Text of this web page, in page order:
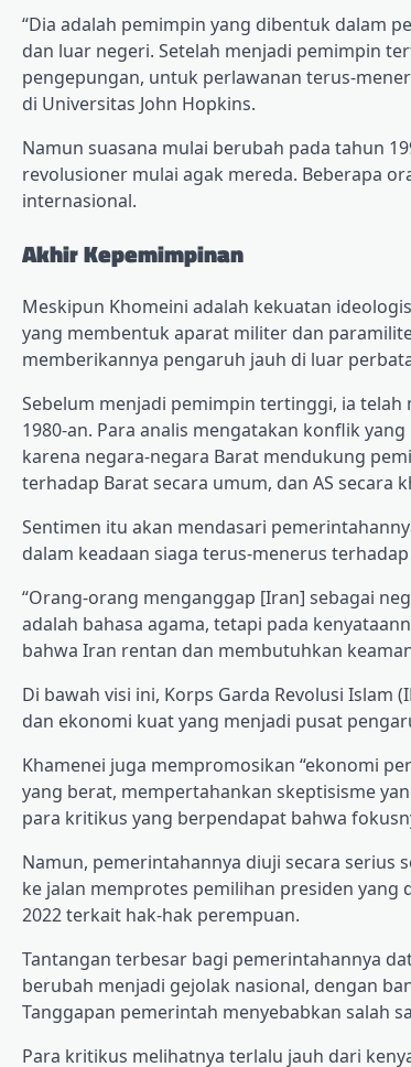
“Dia adalah pemimpin yang dibentuk dalam
dan luar negeri. Setelah menjadi pemimpin
pengepungan, untuk perlawanan terus-
di Universitas John Hopkins.
Namun suasana mulai berubah pada tahun
revolusioner mulai agak mereda. Beberapa
internasional.
Akhir Kepemimpinan
Meskipun Khomeini adalah kekuatan
yang membentuk aparat militer dan
memberikannya pengaruh jauh di luar
Sebelum menjadi pemimpin tertinggi, ia
1980-an. Para analis mengatakan konflik
karena negara-negara Barat mendukung
terhadap Barat secara umum, dan AS secara
Sentimen itu akan mendasari
dalam keadaan siaga terus-menerus
“Orang-orang menganggap [Iran] sebagai
adalah bahasa agama, tetapi pada
bahwa Iran rentan dan membutuhkan
Di bawah visi ini, Korps Garda Revolusi
dan ekonomi kuat yang menjadi pusat
Khamenei juga mempromosikan “ekonomi
yang berat, mempertahankan skeptisisme
para kritikus yang berpendapat bahwa
Namun, pemerintahannya diuji secara serius
ke jalan memprotes pemilihan presiden
2022 terkait hak-hak perempuan.
Tantangan terbesar bagi pemerintahannya
berubah menjadi gejolak nasional, dengan
Tanggapan pemerintah menyebabkan salah
Para kritikus melihatnya terlalu jauh dari